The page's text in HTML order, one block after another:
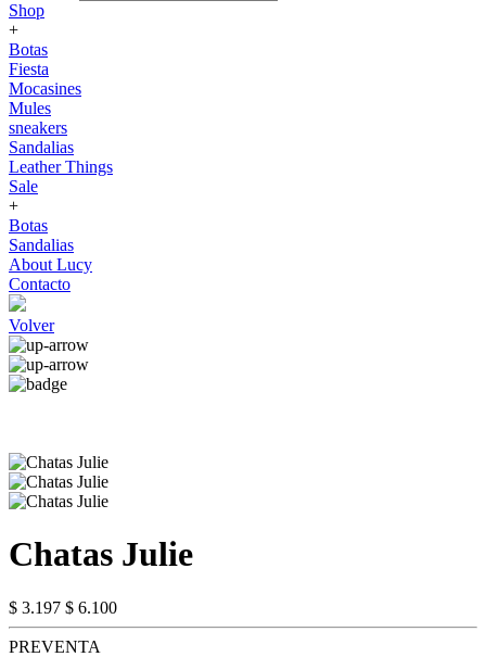
Shop
+
Botas
Fiesta
Mocasines
Mules
sneakers
Sandalias
Leather Things
Sale
+
Botas
Sandalias
About Lucy
Contacto
Volver
Chatas Julie
$ 3.197 $ 6.100
PREVENTA